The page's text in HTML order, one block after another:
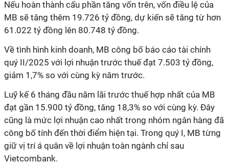
Nếu hoàn thành cấu phần tăng vốn trên, vốn điều lệ của
MB sẽ tăng thêm 19.726 tỷ đồng, dự kiến sẽ tăng từ hơn
61.022 tỷ đồng lên 80.748 tỷ đồng.
Về tình hình kinh doanh, MB công bố báo cáo tài chính
quý II/2025 với lợi nhuận trước thuế đạt 7.503 tỷ đồng,
giảm 1,7% so với cùng kỳ năm trước.
Luỹ kế 6 tháng đầu năm lãi trước thuế hợp nhất của MB
đạt gần 15.900 tỷ đồng, tăng 18,3% so với cùng kỳ. Đây
cũng là mức lợi nhuận cao nhất trong nhóm ngân hàng đã
công bố tính đến thời điểm hiện tại. Trong quý I, MB từng
giữ vị trí á quân về lợi nhuận toàn ngành chỉ sau
Vietcombank.